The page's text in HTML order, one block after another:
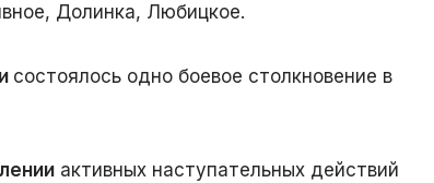
Долинка, Любицкое.
состоялось одно боевое столкновение в
активных наступательных действий